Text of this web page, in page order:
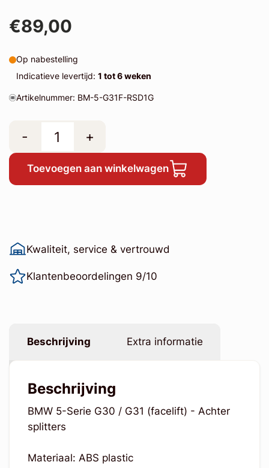
€89,00
Op nabestelling
Indicatieve levertijd: 1 tot 6 weken
Artikelnummer: BM-5-G31F-RSD1G
- +
Toevoegen aan winkelwagen
Kwaliteit, service & vertrouwd
Klantenbeoordelingen 9/10
Beschrijving Extra informatie
Beschrijving
BMW 5-Serie G30 / G31 (facelift) - Achter
splitters
Materiaal: ABS plastic